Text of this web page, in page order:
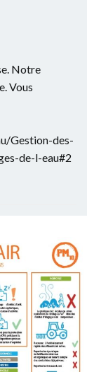
Notre
Vous
Gestion-des-
de-l-eau#2